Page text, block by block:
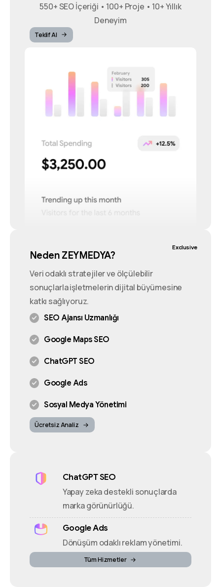
550+ SEO İçeriği • 100+ Proje • 10+ Yıllık
Deneyim
Teklif Al
Neden ZEYMEDYA?
Veri odaklı stratejiler ve ölçülebilir
sonuçlarla işletmelerin dijital büyümesine
katkı sağlıyoruz.
SEO Ajansı Uzmanlığı
Google Maps SEO
ChatGPT SEO
Google Ads
Sosyal Medya Yönetimi
Ücretsiz Analiz
Exclusive
ChatGPT SEO
Yapay zeka destekli sonuçlarda
marka görünürlüğü.
Google Ads
Dönüşüm odaklı reklam yönetimi.
Tüm Hizmetler